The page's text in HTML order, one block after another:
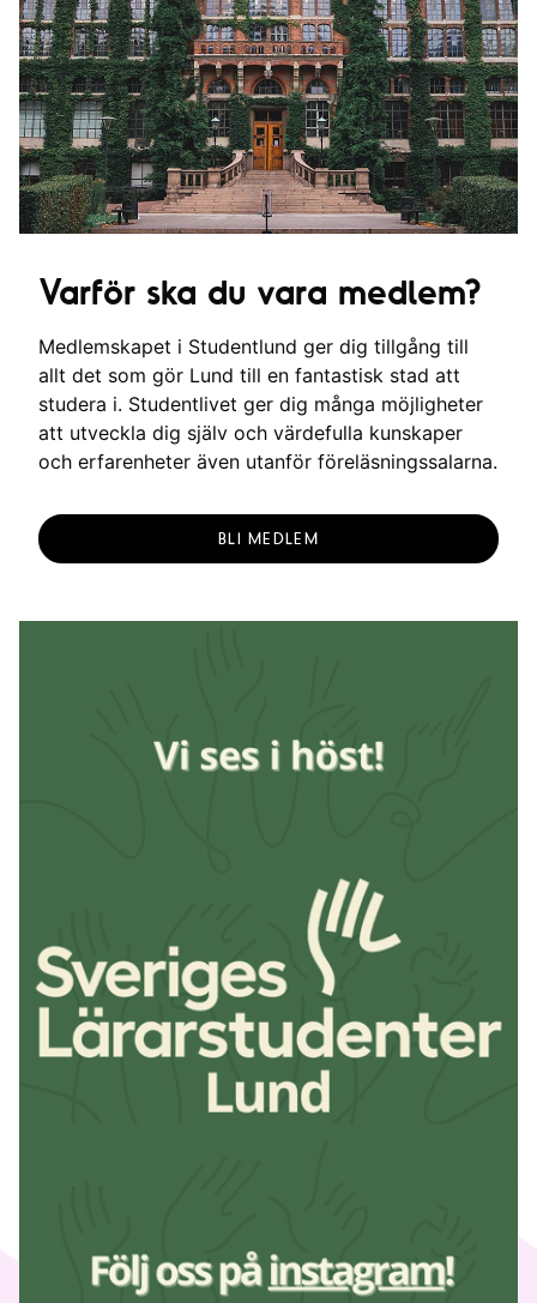
Varför ska du vara medlem?
Medlemskapet i Studentlund ger dig tillgång till
allt det som gör Lund till en fantastisk stad att
studera i. Studentlivet ger dig många möjligheter
att utveckla dig själv och värdefulla kunskaper
och erfarenheter även utanför föreläsningssalarna.
BLI MEDLEM